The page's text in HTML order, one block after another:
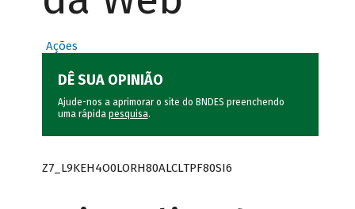
Ações
DÊ SUA OPINIÃO
Ajude-nos a aprimorar o site do BNDES preenchendo
uma rápida pesquisa.
Z7_L9KEH4O0LORH80ALCLTPF80SI6